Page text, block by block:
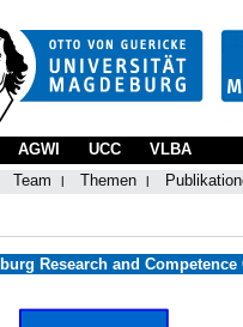
Team Themen
AGWI UCC VLBA
Research and